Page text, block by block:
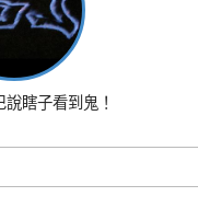
瞎子看到鬼！